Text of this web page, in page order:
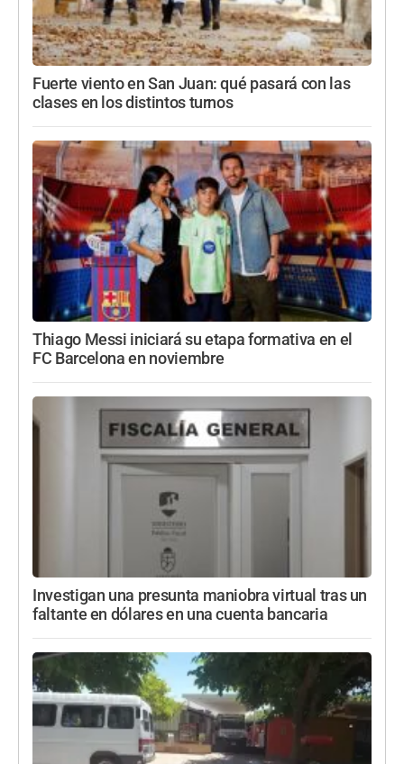
Fuerte viento en San Juan: qué pasará con las
clases en los distintos turnos
Thiago Messi iniciará su etapa formativa en el
FC Barcelona en noviembre
Investigan una presunta maniobra virtual tras un
faltante en dólares en una cuenta bancaria